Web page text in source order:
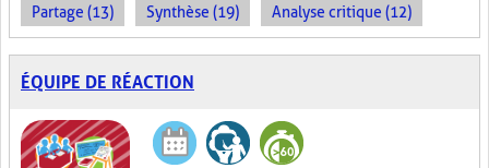
Partage (13) Synthèse (19) Analyse critique (12)
ÉQUIPE DE RÉACTION